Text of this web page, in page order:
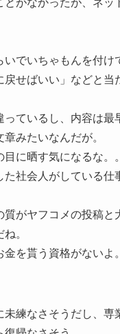
とがなかったが、ネッ
いでいちゃもんを付け
戻せばいい」などと当
っているし、内容は最
みたいなんだが。
に晒す気になるな。
た社会人がしている仕
がヤフコメの投稿と
。
を貰う資格がないよ。
未練なさそうだし、専